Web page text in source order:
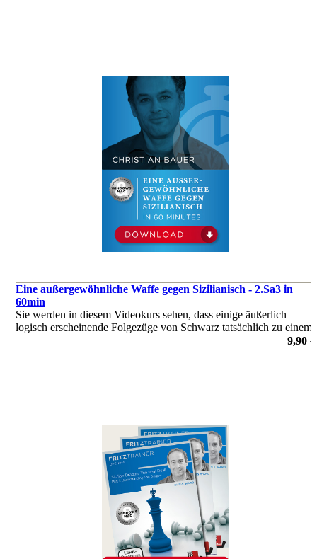
Eine außergewöhnliche Waffe gegen Sizilianisch - 2.Sa3 in
60min
Sie werden in diesem Videokurs sehen, dass einige äußerlich
logisch erscheinende Folgezüge von Schwarz tatsächlich zu einem
9,90 €